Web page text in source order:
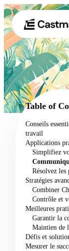
01
02 Cas
À
Table of
Conseils
travail
Applications
Simplifiez
Résolvez
Stratégies
Combiner
Contrôle et
Meilleures
Garantir la
Maintien de
Défis et
Mesurer le